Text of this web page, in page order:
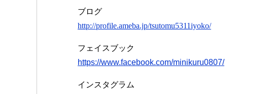
ブログ
http://profile.ameba.jp/tsutomu5311iyoko/
フェイスブック
https://www.facebook.com/minikuru0807/
インスタグラム